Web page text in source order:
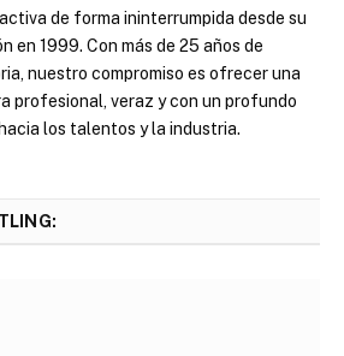
de forma ininterrumpida desde su
en 1999. Con más de 25 años de
nuestro compromiso es ofrecer una
profesional, veraz y con un profundo
los talentos y la industria.